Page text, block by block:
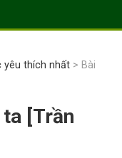
yêu thích nhất > Bài
[Trần